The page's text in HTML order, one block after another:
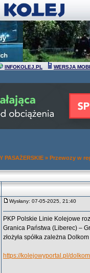
INFOKOLEJ.PL WERSJA
PASAŻERSKIE » Przewozy w
Wysłany: 07-05-2025, 21:40
PKP Polskie Linie Kolejowe
Granica Państwa (Liberec) –
złożyła spółka zależna
https://kolejowyportal.pl/